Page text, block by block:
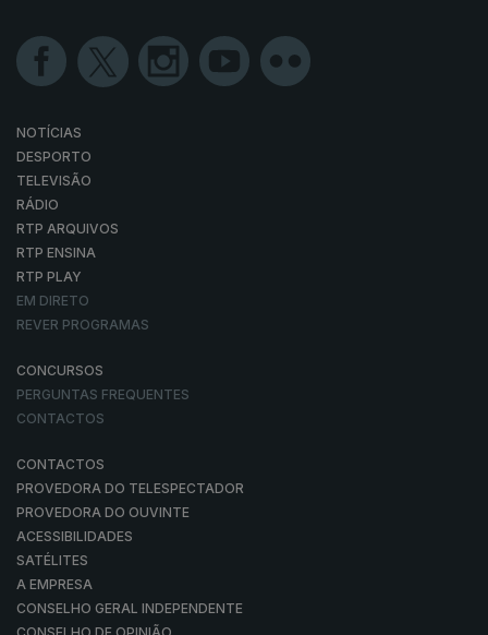
NOTÍCIAS
DESPORTO
TELEVISÃO
RÁDIO
RTP ARQUIVOS
RTP ENSINA
RTP PLAY
EM DIRETO
REVER PROGRAMAS
CONCURSOS
PERGUNTAS FREQUENTES
CONTACTOS
CONTACTOS
PROVEDORA DO TELESPECTADOR
PROVEDORA DO OUVINTE
ACESSIBILIDADES
SATÉLITES
A EMPRESA
CONSELHO GERAL INDEPENDENTE